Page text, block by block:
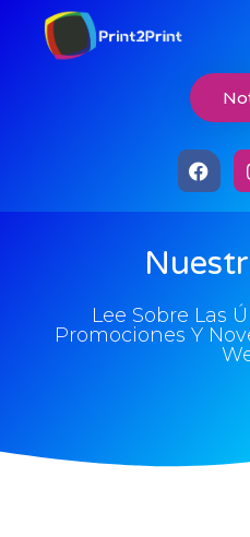
Lee Sobre Las
Promociones Y